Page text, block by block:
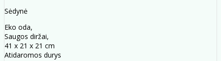
Sėdynė
Eko oda,
Saugos diržai,
41 x 21 x 21 cm
Atidaromos durys